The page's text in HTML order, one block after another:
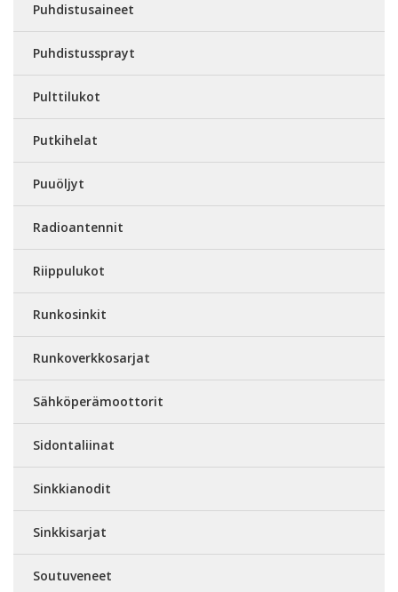
Puhdistusaineet
Puhdistussprayt
Pulttilukot
Putkihelat
Puuöljyt
Radioantennit
Riippulukot
Runkosinkit
Runkoverkkosarjat
Sähköperämoottorit
Sidontaliinat
Sinkkianodit
Sinkkisarjat
Soutuveneet